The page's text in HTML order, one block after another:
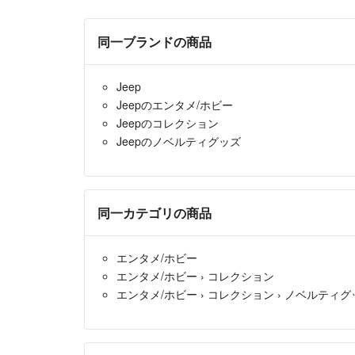
同一ブランドの商品
Jeep
Jeepのエンタメ/ホビー
Jeepのコレクション
Jeepのノベルティグッズ
同一カテゴリの商品
エンタメ/ホビー
エンタメ/ホビー › コレクション
エンタメ/ホビー › コレクション › ノベルティグ